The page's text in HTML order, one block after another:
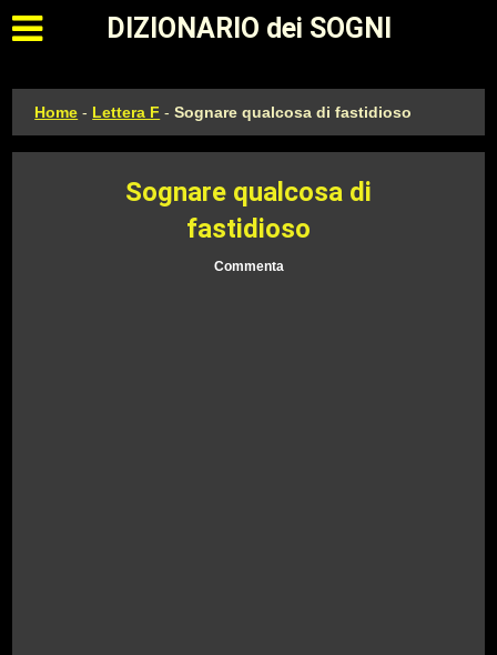
Apri il menu principale
DIZIONARIO dei SOGNI
Home - Lettera F -Sognare qualcosa di fastidioso
Sognare qualcosa di
fastidioso
Commenta